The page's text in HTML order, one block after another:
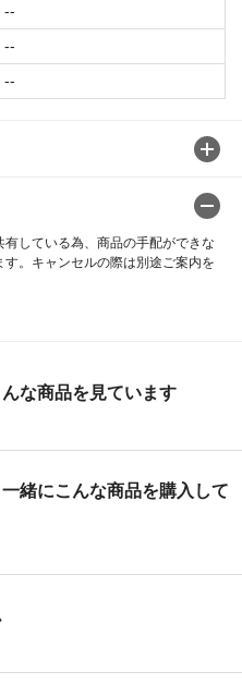
している為、商品の手配ができな
。キャンセルの際は別途ご案内を
--
--
--
な商品を見ています
緒にこんな商品を購入して